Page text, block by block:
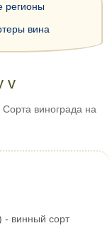
v
Сорта винограда на
- винный сорт
регионы
вина